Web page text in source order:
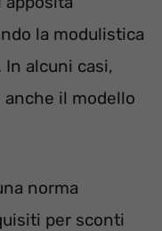
la modulistica
alcuni casi,
il modello
norma
per sconti